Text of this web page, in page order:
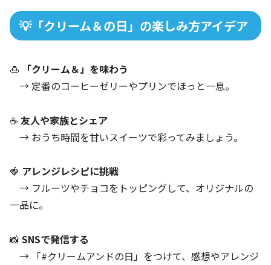
💡「クリーム＆の日」の楽しみ方アイデア
🍮
「クリーム＆」を味わう
→ 定番のコーヒーゼリーやプリンでほっと一息。
☕ 友人や家族とシェア
→ おうち時間を甘いスイーツで彩ってみましょう。
🍓 アレンジレシピに挑戦
→ フルーツやチョコをトッピングして、オリジナルの
一品に。
📸SNSで発信する
→ 「#クリームアンドの日」をつけて、感想やアレンジ